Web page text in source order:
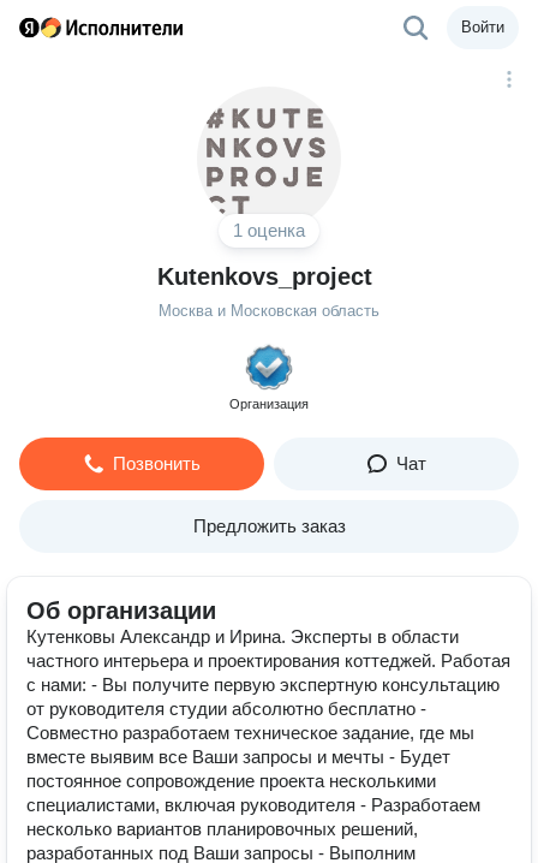
Войти
1 оценка
Kutenkovs_project
Москва и Московская область
Организация
Позвонить Чат
Предложить заказ
Об организации
Кутенковы Александр и Ирина. Эксперты в области
частного интерьера и проектирования коттеджей. Работая
с нами: - Вы получите первую экспертную консультацию
от руководителя студии абсолютно бесплатно -
Совместно разработаем техническое задание, где мы
вместе выявим все Ваши запросы и мечты - Будет
постоянное сопровождение проекта несколькими
специалистами, включая руководителя - Разработаем
несколько вариантов планировочных решений,
разработанных под Ваши запросы - Выполним